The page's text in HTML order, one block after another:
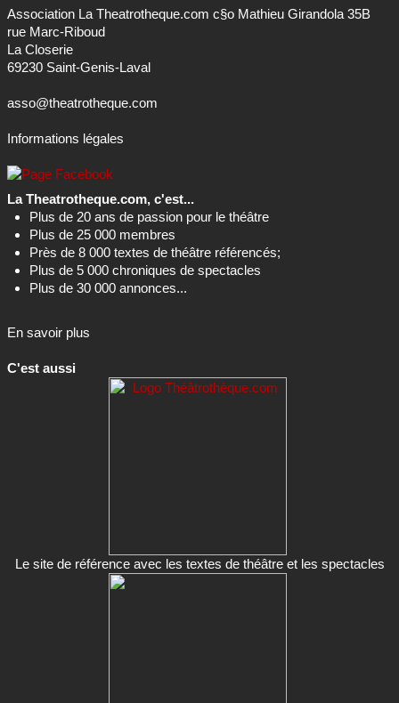
Association La Theatrotheque.com c§o Mathieu Girandola 35B
rue Marc-Riboud
La Closerie
69230 Saint-Genis-Laval
asso@theatrotheque.com
Informations légales
La Theatrotheque.com, c'est...
Plus de 20 ans de passion pour le théâtre
Plus de 25 000 membres
Près de 8 000 textes de théâtre référencés;
Plus de 5 000 chroniques de spectacles
Plus de 30 000 annonces...
En savoir plus
C'est aussi
Le site de référence avec les textes de théâtre et les spectacles